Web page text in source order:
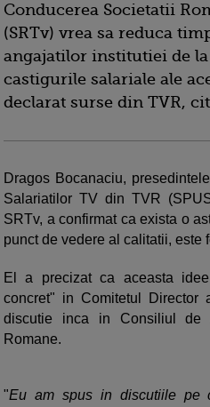
Conducerea Societatii
(SRTv) vrea sa reduca
angajatilor institutiei de la
castigurile salariale ale
declarat surse din TVR,
Dragos Bocanaciu,
Salariatilor TV din TVR
SRTv, a confirmat ca exista o
punct de vedere al calitatii, este
El a precizat ca aceasta
concret" in Comitetul
discutie inca in Consiliul de
Romane.
"Eu am spus in discutiile pe